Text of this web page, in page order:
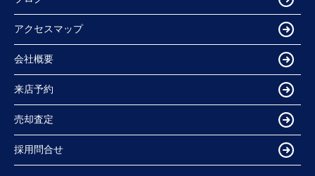
アクセスマップ
会社概要
来店予約
売却査定
採用問合せ